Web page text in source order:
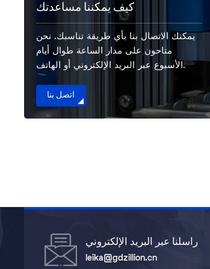
كيف يمكننا مساعدتك
يمكنك الاتصال بنا بأي طريقة تناسبك. نحن
متاحون على مدار الساعة طوال أيام
الأسبوع عبر البريد الإلكتروني أو الهاتف.
اتصل بنا
راسلنا عبر البريد الإلكتروني
leika@gdzillion.cn